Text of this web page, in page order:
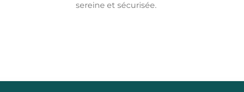
sereine et sécurisée.